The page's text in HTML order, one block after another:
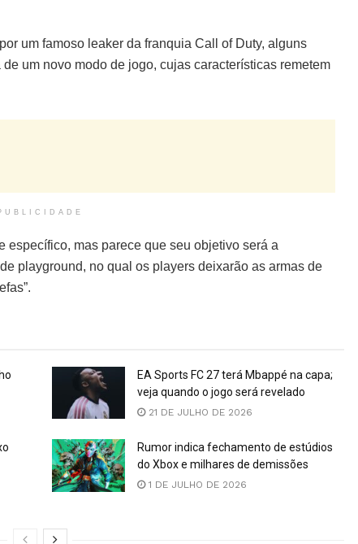
um famoso leaker da franquia Call of Duty, alguns
um novo modo de jogo, cujas características remetem
específico, mas parece que seu objetivo será a
playground, no qual os players deixarão as armas de
EA Sports FC 27 terá Mbappé na capa;
veja quando o jogo será revelado
21 DE JULHO DE 2026
Rumor indica fechamento de estúdios
do Xbox e milhares de demissões
1 DE JULHO DE 2026